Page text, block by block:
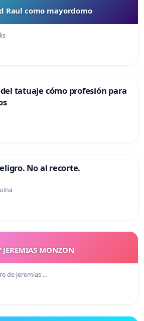
Raul como mayordomo
tatuaje cómo profesión para
No al recorte.
JEREMIAS MONZON
de Jeremías …